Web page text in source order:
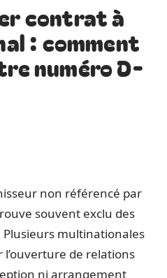
contrat à
: comment
numéro D-
non référencé par
souvent exclu des
Plusieurs multinationales
de relations
ni arrangement